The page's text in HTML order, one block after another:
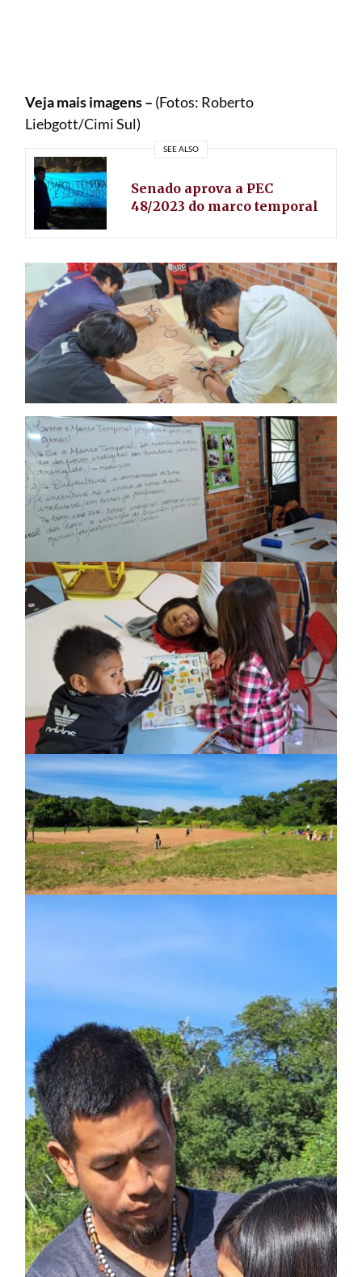
Veja mais imagens – (Fotos: Roberto
Liebgott/Cimi Sul)
SEE ALSO
Senado aprova a PEC
48/2023 do marco temporal